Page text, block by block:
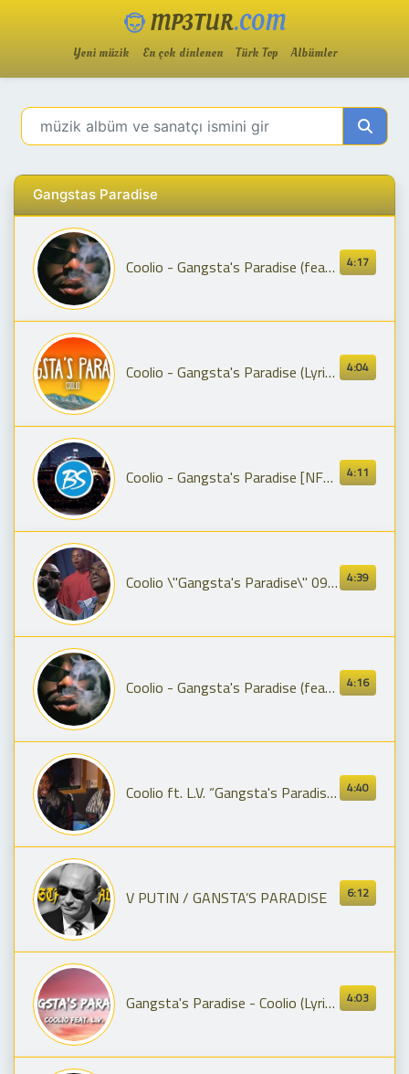
MP3TUR.COM
Yeni müzik En çok dinlenen Türk Top Albümler
Gangstas Paradise
4:17
Coolio - Gangsta's Paradise (feat. L.V.) [Offizielles Musikvideo]
4:04
Coolio - Gangsta's Paradise (Lyrics) ft. L.V.
4:11
Coolio - Gangsta's Paradise [NFS Edit - JustResurrected Remake]
4:39
Coolio \"Gangsta's Paradise\" 09/05/95 - \"Late Night With Conan O'Brien\"
4:16
Coolio - Gangsta's Paradise (feat. L.V.) [Official 4K Music Video]
4:40
Coolio ft. L.V. “Gangsta's Paradise” on the Howard Stern Show (1995)
6:12
V PUTIN / GANSTA’S PARADISE
4:03
Gangsta's Paradise - Coolio (Lyrics) feat. L.V.